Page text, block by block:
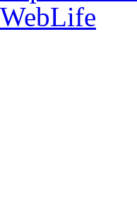
WebLife